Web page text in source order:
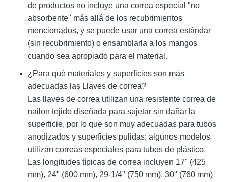
de productos no incluye una correa especial "no
absorbente" más allá de los recubrimientos
mencionados, y se puede usar una correa estándar
(sin recubrimiento) o ensamblarla a los mangos
cuando sea apropiado para el material.
¿Para qué materiales y superficies son más
adecuadas las Llaves de correa?
Las llaves de correa utilizan una resistente correa de
nailon tejido diseñada para sujetar sin dañar la
superficie, por lo que son muy adecuadas para tubos
anodizados y superficies pulidas; algunos modelos
utilizan correas especiales para tubos de plástico.
Las longitudes típicas de correa incluyen 17" (425
mm), 24" (600 mm), 29-1/4" (750 mm), 30" (760 mm)